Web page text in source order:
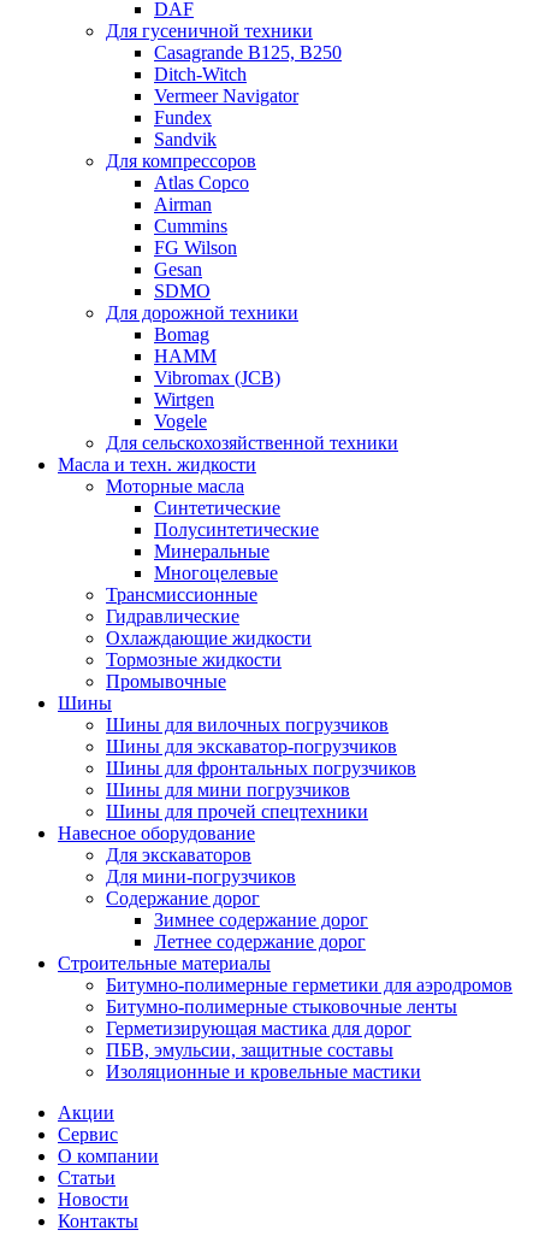
DAF
Для гусеничной техники
Casagrande B125, B250
Ditch-Witch
Vermeer Navigator
Fundex
Sandvik
Для компрессоров
Atlas Copco
Airman
Cummins
FG Wilson
Gesan
SDMO
Для дорожной техники
Bomag
HAMM
Vibromax (JCB)
Wirtgen
Vogele
Для сельскохозяйственной техники
Масла и техн. жидкости
Моторные масла
Синтетические
Полусинтетические
Минеральные
Многоцелевые
Трансмиссионные
Гидравлические
Охлаждающие жидкости
Тормозные жидкости
Промывочные
Шины
Шины для вилочных погрузчиков
Шины для экскаватор-погрузчиков
Шины для фронтальных погрузчиков
Шины для мини погрузчиков
Шины для прочей спецтехники
Навесное оборудование
Для экскаваторов
Для мини-погрузчиков
Содержание дорог
Зимнее содержание дорог
Летнее содержание дорог
Строительные материалы
Битумно-полимерные герметики для аэродромов
Битумно-полимерные стыковочные ленты
Герметизирующая мастика для дорог
ПБВ, эмульсии, защитные составы
Изоляционные и кровельные мастики
Акции
Сервис
О компании
Статьи
Новости
Контакты